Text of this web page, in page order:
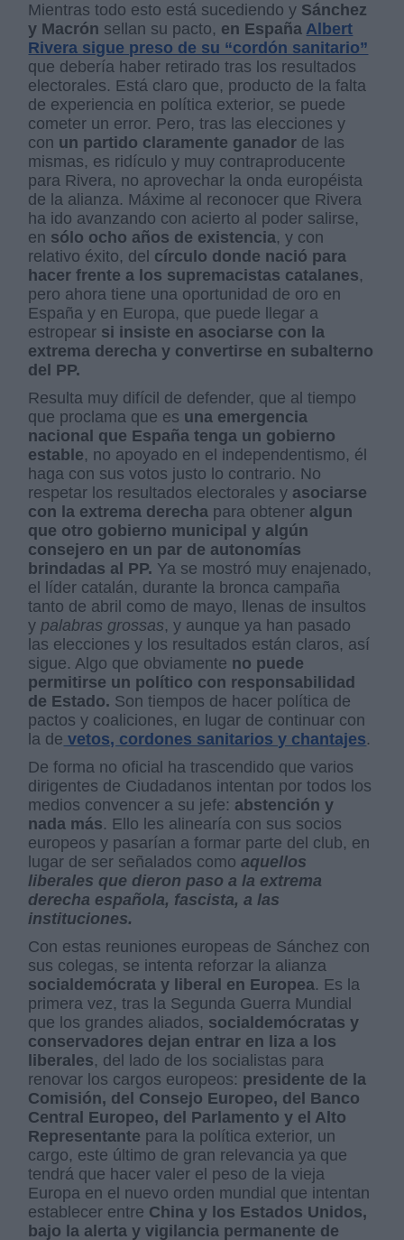
Mientras todo esto está sucediendo y Sánchez
y Macrón sellan su pacto, en España Albert
Rivera sigue preso de su “cordón sanitario”
que debería haber retirado tras los resultados
electorales. Está claro que, producto de la falta
de experiencia en política exterior, se puede
cometer un error. Pero, tras las elecciones y
con un partido claramente ganador de las
mismas, es ridículo y muy contraproducente
para Rivera, no aprovechar la onda européista
de la alianza. Máxime al reconocer que Rivera
ha ido avanzando con acierto al poder salirse,
en sólo ocho años de existencia, y con
relativo éxito, del círculo donde nació para
hacer frente a los supremacistas catalanes,
pero ahora tiene una oportunidad de oro en
España y en Europa, que puede llegar a
estropear si insiste en asociarse con la
extrema derecha y convertirse en subalterno
del PP.
Resulta muy difícil de defender, que al tiempo
que proclama que es una emergencia
nacional que España tenga un gobierno
estable, no apoyado en el independentismo, él
haga con sus votos justo lo contrario. No
respetar los resultados electorales y asociarse
con la extrema derecha para obtener algun
que otro gobierno municipal y algún
consejero en un par de autonomías
brindadas al PP. Ya se mostró muy enajenado,
el líder catalán, durante la bronca campaña
tanto de abril como de mayo, llenas de insultos
ypalabras grossas, y aunque ya han pasado
las elecciones y los resultados están claros, así
sigue. Algo que obviamente no puede
permitirse un político con responsabilidad
de Estado. Son tiempos de hacer política de
pactos y coaliciones, en lugar de continuar con
la de vetos, cordones sanitarios y chantajes.
De forma no oficial ha trascendido que varios
dirigentes de Ciudadanos intentan por todos los
medios convencer a su jefe: abstención y
nada más. Ello les alinearía con sus socios
europeos y pasarían a formar parte del club, en
lugar de ser señalados comoaquellos
liberales que dieron paso a la extrema
derecha española, fascista, a las
instituciones.
Con estas reuniones europeas de Sánchez con
sus colegas, se intenta reforzar la alianza
socialdemócrata y liberal en Europea. Es la
primera vez, tras la Segunda Guerra Mundial
que los grandes aliados, socialdemócratas y
conservadores dejan entrar en liza a los
liberales, del lado de los socialistas para
renovar los cargos europeos: presidente de la
Comisión, del Consejo Europeo, del Banco
Central Europeo, del Parlamento y el Alto
Representante para la política exterior, un
cargo, este último de gran relevancia ya que
tendrá que hacer valer el peso de la vieja
Europa en el nuevo orden mundial que intentan
establecer entre China y los Estados Unidos,
bajo la alerta y vigilancia permanente de